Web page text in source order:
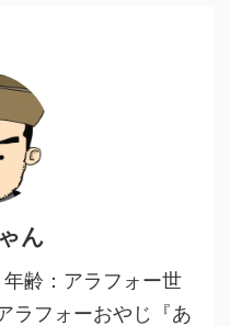
ん
齢：アラフォー世
フォーおやじ『あ